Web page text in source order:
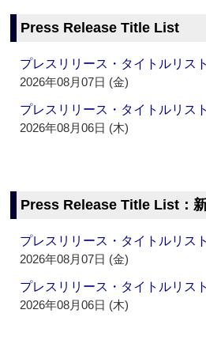
Press Release Title List
プレスリリース・タイトルリ
2026年08月07日 (金)
プレスリリース・タイトルリ
2026年08月06日 (木)
Press Release Title List：
プレスリリース・タイトルリ
2026年08月07日 (金)
プレスリリース・タイトルリ
2026年08月06日 (木)